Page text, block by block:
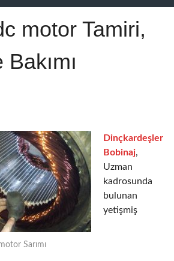
motor Tamiri,
Bakımı
Sarımı
Dinçkardeşler
Bobinaj,
Uzman
kadrosunda
bulunan
yetişmiş